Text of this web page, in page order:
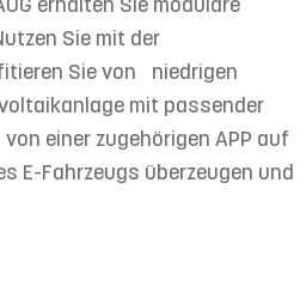
erhalten Sie modulare
Sie mit der
Sie von niedrigen
mit passender
einer zugehörigen APP auf
E-Fahrzeugs überzeugen und